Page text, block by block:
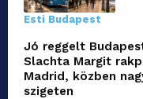
Esti Budapest
Jó reggelt
Slachta Margit
Madrid, közben
szigeten